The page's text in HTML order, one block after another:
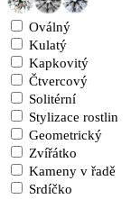
Oválný
Kulatý
Kapkovitý
Čtvercový
Solitérní
Stylizace rostlin
Geometrický
Zvířátko
Kameny v řadě
Srdíčko